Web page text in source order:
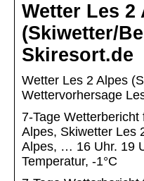
Wetter Les 2
(Skiwetter/
Skiresort.de
Wetter Les 2 Alpes
Wettervorhersage
7-Tage
Alpes, Skiwetter Les
Alpes, … 16 Uhr. 19
Temperatur, -1°C